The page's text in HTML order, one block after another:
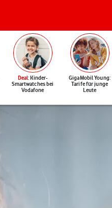
Deal: Kinder-
Smartwatches bei
Vodafone
GigaMobil Young:
Tarife für junge
Leute